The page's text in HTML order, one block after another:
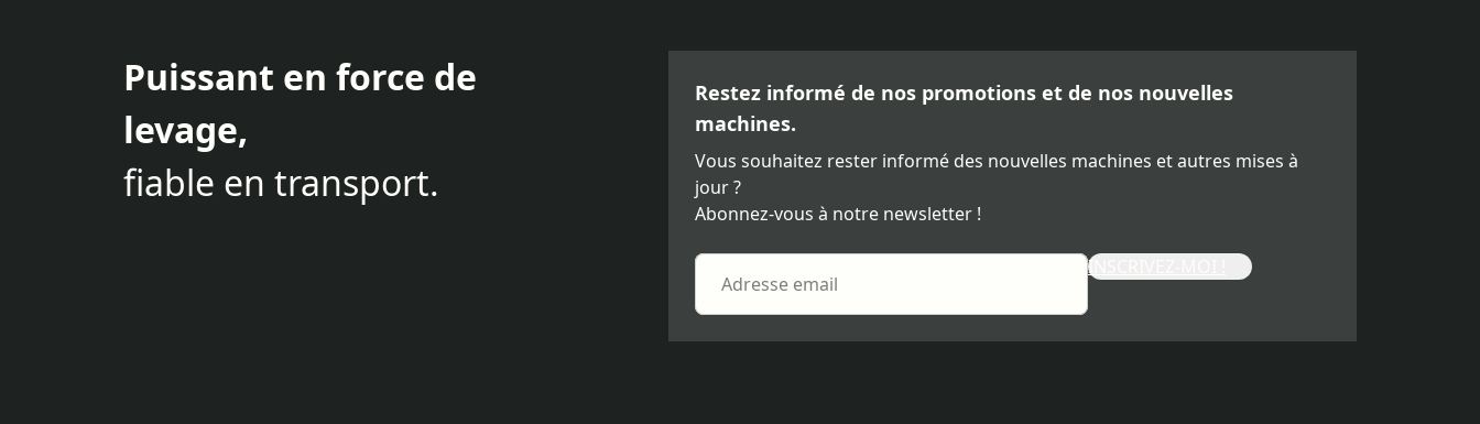
Puissant en force de
levage,
fiable en transport.
Restez informé de nos promotions et de nos nouvelles
machines.
Vous souhaitez rester informé des nouvelles machines et autres mises à
jour ?
Abonnez-vous à notre newsletter !
INSCRIVEZ-MOI !